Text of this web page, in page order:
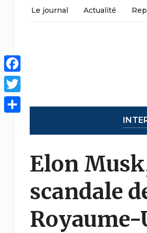
Le journal Actualité
Elon
scandale
Facebook
Twitter